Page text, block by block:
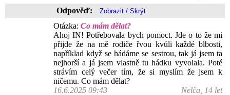
Odpověď:
Otázka: Co mám dělat?
Ahoj IN! Potřebovala bych pomoct. Jde o to že mi
přijde že na mě rodiče řvou kvůli každé blbosti,
například když se hádáme se sestrou, tak já jsem ta
nejhorší a já jsem vlastně tu hádku vyvolala. Poté
strávím celý večer tím, že si myslím že jsem k
ničemu. Co mám dělat?
16.6.2025 09:43
Nelča, 14 let